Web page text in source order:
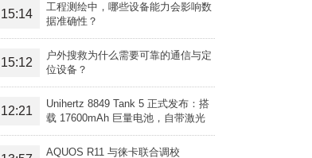
15:14
工程测绘中，哪些设备能力会影响数
据准确性？
15:12
户外搜救为什么需要可靠的通信与定
位设备？
12:21
Unihertz 8849 Tank 5 正式发布：搭
载 17600mAh 巨量电池，自带激光
投影旗舰三防手机
AQUOS R11 与徕卡联合调校